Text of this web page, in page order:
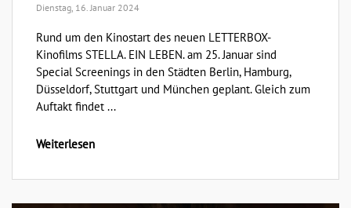
Dienstag, 16. Januar 2024
Rund um den Kinostart des neuen LETTERBOX-
Kinofilms STELLA. EIN LEBEN. am 25. Januar sind
Special Screenings in den Städten Berlin, Hamburg,
Düsseldorf, Stuttgart und München geplant. Gleich zum
Auftakt findet ...
Weiterlesen